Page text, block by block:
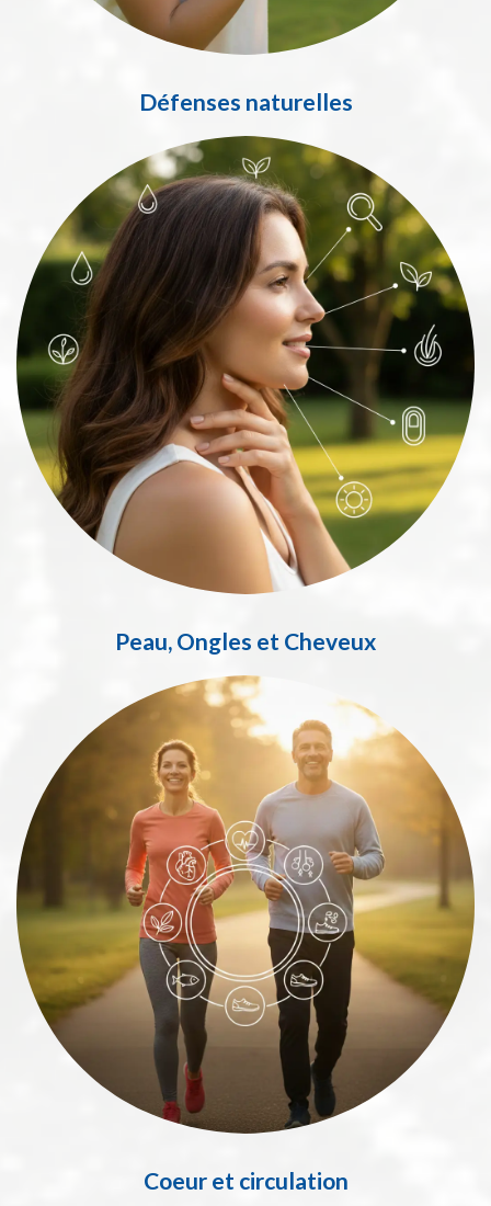
Défenses naturelles
Peau, Ongles et Cheveux
Coeur et circulation